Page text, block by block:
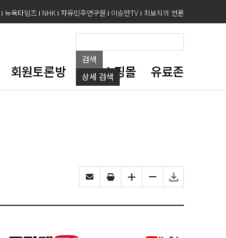
뉴욕타임즈 NHK 자유민주연구원 이승만TV 최보식의 언론
검색
상세 검색
회원토론방 도서쇼핑몰 유료존